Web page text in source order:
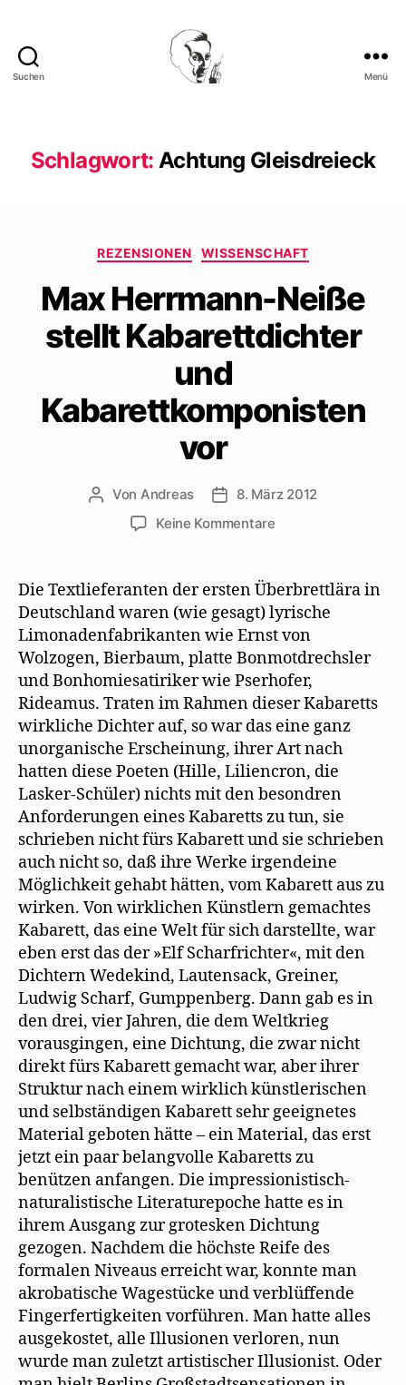
Suchen Menü
Schlagwort: Achtung Gleisdreieck
Kategorien
REZENSIONEN WISSENSCHAFT
Max Herrmann-Neiße
stellt Kabarettdichter
und
Kabarettkomponisten
vor
Beitragsautor
Von Andreas Beitragsdatum
8. März 2012
Keine Kommentarezu
Neiße
stellt
Kabarettdichter
und
vor
Die Textlieferanten der ersten Überbrettlära in
Deutschland waren (wie gesagt) lyrische
Limonadenfabrikanten wie Ernst von
Wolzogen, Bierbaum, platte Bonmotdrechsler
und Bonhomiesatiriker wie Pserhofer,
Rideamus. Traten im Rahmen dieser Kabaretts
wirkliche Dichter auf, so war das eine ganz
unorganische Erscheinung, ihrer Art nach
hatten diese Poeten (Hille, Liliencron, die
Lasker-Schüler) nichts mit den besondren
Anforderungen eines Kabaretts zu tun, sie
schrieben nicht fürs Kabarett und sie schrieben
auch nicht so, daß ihre Werke irgendeine
Möglichkeit gehabt hätten, vom Kabarett aus zu
wirken. Von wirklichen Künstlern gemachtes
Kabarett, das eine Welt für sich darstellte, war
eben erst das der »Elf Scharfrichter«, mit den
Dichtern Wedekind, Lautensack, Greiner,
Ludwig Scharf, Gumppenberg. Dann gab es in
den drei, vier Jahren, die dem Weltkrieg
vorausgingen, eine Dichtung, die zwar nicht
direkt fürs Kabarett gemacht war, aber ihrer
Struktur nach einem wirklich künstlerischen
und selbständigen Kabarett sehr geeignetes
Material geboten hätte – ein Material, das erst
jetzt ein paar belangvolle Kabaretts zu
benützen anfangen. Die impressionistisch-
naturalistische Literaturepoche hatte es in
ihrem Ausgang zur grotesken Dichtung
gezogen. Nachdem die höchste Reife des
formalen Niveaus erreicht war, konnte man
akrobatische Wagestücke und verblüffende
Fingerfertigkeiten vorführen. Man hatte alles
ausgekostet, alle Illusionen verloren, nun
wurde man zuletzt artistischer Illusionist. Oder